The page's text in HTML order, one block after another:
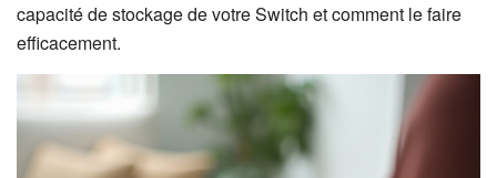
capacité de stockage de votre Switch et comment le faire
efficacement.